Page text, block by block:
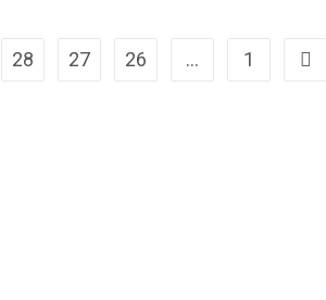
1
…
26
27
28